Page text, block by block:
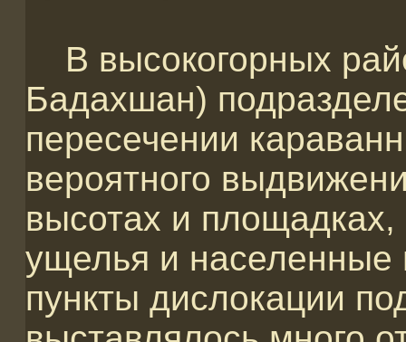
В высокогорных
Бадахшан)
пересечении
вероятного
высотах и
ущелья и населенные
пункты дислокации